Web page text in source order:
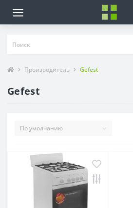
Производитель Gefest
Gefest